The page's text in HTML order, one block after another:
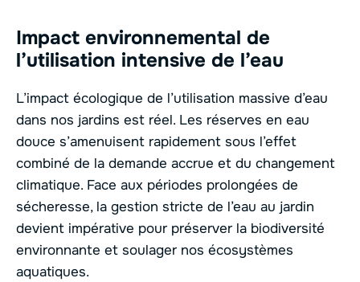
Impact environnemental de
l’utilisation intensive de l’eau
L’impact écologique de l’utilisation massive d’eau
dans nos jardins est réel. Les réserves en eau
douce s’amenuisent rapidement sous l’effet
combiné de la demande accrue et du changement
climatique. Face aux périodes prolongées de
sécheresse, la gestion stricte de l’eau au jardin
devient impérative pour préserver la biodiversité
environnante et soulager nos écosystèmes
aquatiques.